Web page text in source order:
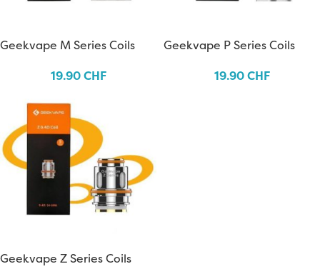
Geekvape M Series Coils
19.90CHF
Geekvape P Series Coils
19.90CHF
Geekvape Z Series Coils